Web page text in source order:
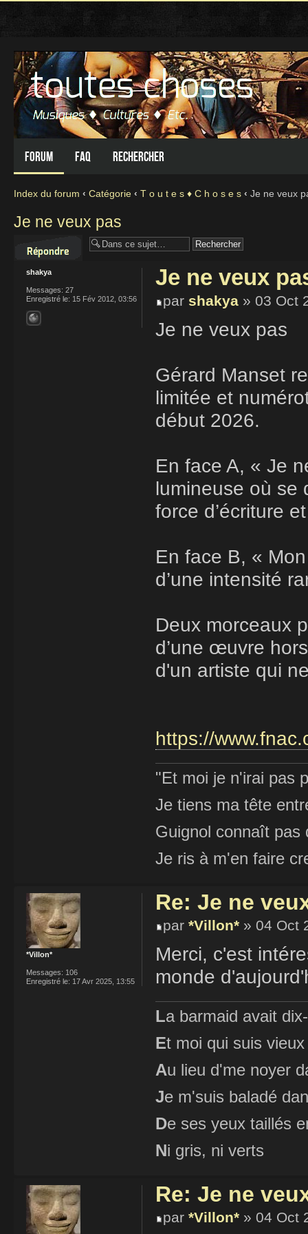
Forum FAQ Rechercher
Index du forum ‹ Catégorie ‹ T o u t e s ♦ C h o s e s ‹ Je ne veux
Je ne veux pas
Je ne veux
par shakya » 03 Oct
Je ne veux pas
Gérard Manset
limitée et
début 2026.
En face A, « Je
lumineuse où se
force d’écriture
En face B, «
d’une intensité
Deux morceaux
d’une œuvre
d'un artiste qui
https://
"Et moi je n'irai pas
Je tiens ma tête
Guignol connaît pas
Je ris à m'en faire
shakya
Messages: 27
Enregistré le: 15 Fév 2012, 03:56
Re: Je ne
par *Villon* » 04 Oct
Merci, c'est
monde
La barmaid avait
Et moi qui suis
Au lieu d'me noyer
Je m'suis baladé
De ses yeux taillés
Ni gris, ni verts
*Villon*
Messages: 106
Enregistré le: 17 Avr 2025, 13:55
Re: Je ne
par *Villon* » 04 Oct